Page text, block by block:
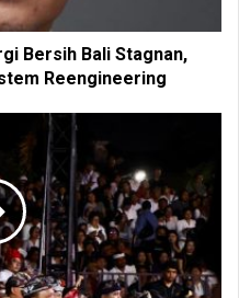
Bersih Bali Stagnan,
Reengineering